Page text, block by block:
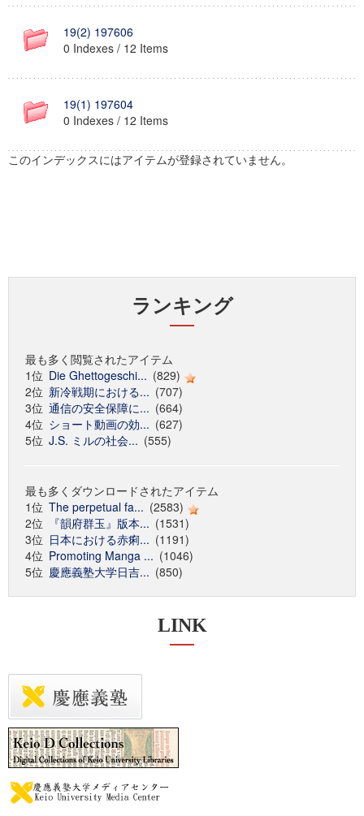
19(2) 197606
0 Indexes / 12 Items
19(1) 197604
0 Indexes / 12 Items
このインデックスにはアイテムが登録されていません。
ランキング
最も多く閲覧されたアイテム
1位 Die Ghettogeschi... (829)
2位 新冷戦期における... (707)
3位 通信の安全保障に... (664)
4位 ショート動画の効... (627)
5位 J.S. ミルの社会... (555)
最も多くダウンロードされたアイテム
1位 The perpetual fa... (2583)
2位
『韻府群玉』版本... (1531)
3位 日本における赤痢... (1191)
4位 Promoting Manga ... (1046)
5位 慶應義塾大学日吉... (850)
LINK